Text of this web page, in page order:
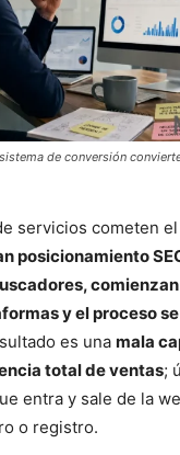
de conversión
servicios cometen
posicionamiento
y el proceso
es una mala
total de ventas;
entra y sale de la
o registro.